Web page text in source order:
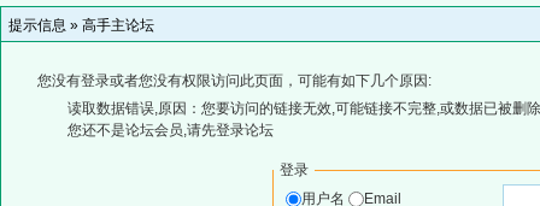
提示信息 » 高手主论坛
您没有登录或者您没有权限访问此页面，可能有如下几个原因:
读取数据错误,原因：您要访问的链接无效,可能链接不完整,或数据已被删
您还不是论坛会员,请先登录论坛
登录
用户名
Email